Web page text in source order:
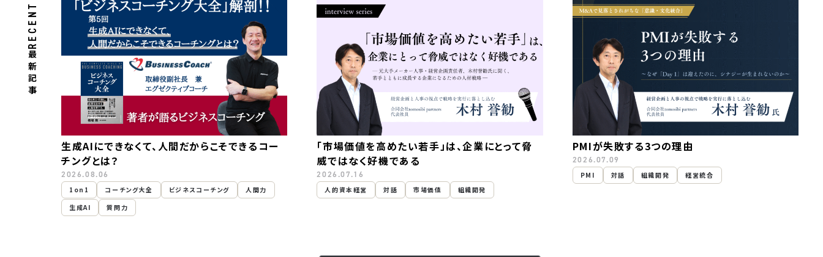
RECENT
最新記事
生成AIにできなくて、人間だからこそできるコー
チングとは？
2026.08.06
1on1 コーチング大全 ビジネスコーチング
人間力
生成AI
質問力
「市場価値を高めたい若手」は、企業にとって脅
威ではなく好機である
2026.07.16
人的資本経営 対話 市場価値 組織開発
PMIが失敗する3つの理由
2026.07.09
PMI 対話 組織開発 経営統合